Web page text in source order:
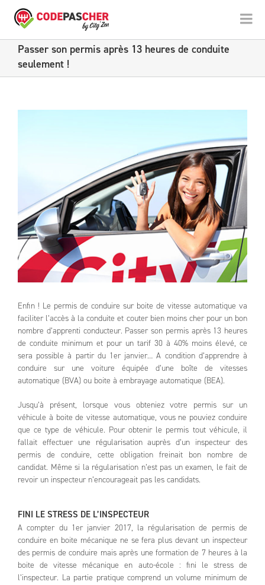
Passer son permis après 13 heures de conduite
seulement !
Enfin ! Le permis de conduire sur boite de vitesse automatique va
faciliter l’accès à la conduite et couter bien moins cher pour un bon
nombre d’apprenti conducteur. Passer son permis après 13 heures
de conduite minimum et pour un tarif 30 à 40% moins élevé, ce
sera possible à partir du 1er janvier… A condition d’apprendre à
conduire sur une voiture équipée d’une boîte de vitesses
automatique (BVA) ou boite à embrayage automatique (BEA).
Jusqu’à présent, lorsque vous obteniez votre permis sur un
véhicule à boite de vitesse automatique, vous ne pouviez conduire
que ce type de véhicule. Pour obtenir le permis tout véhicule, il
fallait effectuer une régularisation auprès d’un inspecteur des
permis de conduire, cette obligation freinait bon nombre de
candidat. Même si la régularisation n’est pas un examen, le fait de
revoir un inspecteur n’encourageait pas les candidats.
FINI LE STRESS DE L’INSPECTEUR
A compter du 1er janvier 2017, la régularisation de permis de
conduire en boite mécanique ne se fera plus devant un inspecteur
des permis de conduire mais après une formation de 7 heures à la
boite de vitesse mécanique en auto-école : fini le stress de
l’inspecteur. La partie pratique comprend un volume minimum de